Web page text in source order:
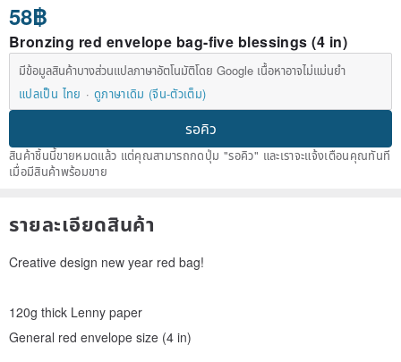
58฿
Bronzing red envelope bag-five blessings (4 in)
มีข้อมูลสินค้าบางส่วนแปลภาษาอัตโนมัติโดย Google เนื้อหาอาจไม่แม่นยำ
แปลเป็น ไทย
ดูภาษาเดิม (จีน-ตัวเต็ม)
รอคิว
สินค้าชิ้นนี้ขายหมดแล้ว แต่คุณสามารถกดปุ่ม "รอคิว" และเราจะแจ้งเตือนคุณทันที
เมื่อมีสินค้าพร้อมขาย
รายละเอียดสินค้า
Creative design new year red bag!
120g thick Lenny paper
General red envelope size (4 in)